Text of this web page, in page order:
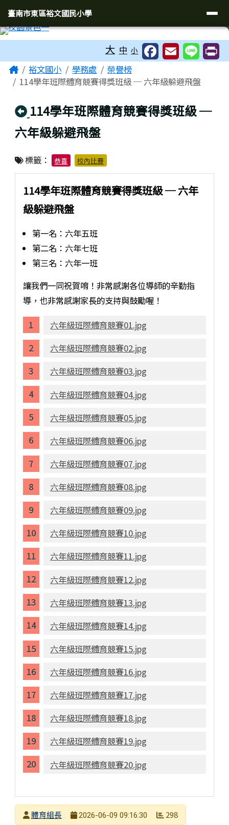
臺南市東區裕文國民小學
導覽列
臺南市東區裕文國民小學
大 中 小
主內容區域
Home裕文國小 學務處
榮譽榜
114學年班際體育競賽得獎班級 ─ 六年級躲避飛盤
回上頁
114學年班際體育競賽得獎班級 ─
六年級躲避飛盤
標籤： 恭喜 校內比賽
114學年班際體育競賽得獎班級 ─ 六年
級躲避飛盤
第一名：六年五班
第二名：六年七班
第三名：六年一班
讓我們一同祝賀唷！非常感謝各位導師的辛勤指
導，也非常感謝家長的支持與鼓勵喔！
六年級班際體育競賽01.jpg
六年級班際體育競賽02.jpg
六年級班際體育競賽03.jpg
六年級班際體育競賽04.jpg
六年級班際體育競賽05.jpg
六年級班際體育競賽06.jpg
六年級班際體育競賽07.jpg
六年級班際體育競賽08.jpg
六年級班際體育競賽09.jpg
六年級班際體育競賽10.jpg
六年級班際體育競賽11.jpg
六年級班際體育競賽12.jpg
六年級班際體育競賽13.jpg
六年級班際體育競賽14.jpg
六年級班際體育競賽15.jpg
六年級班際體育競賽16.jpg
六年級班際體育競賽17.jpg
六年級班際體育競賽18.jpg
六年級班際體育競賽19.jpg
六年級班際體育競賽20.jpg
發布者
體育組長
2026-06-09 09:16:30 298
頁尾區域